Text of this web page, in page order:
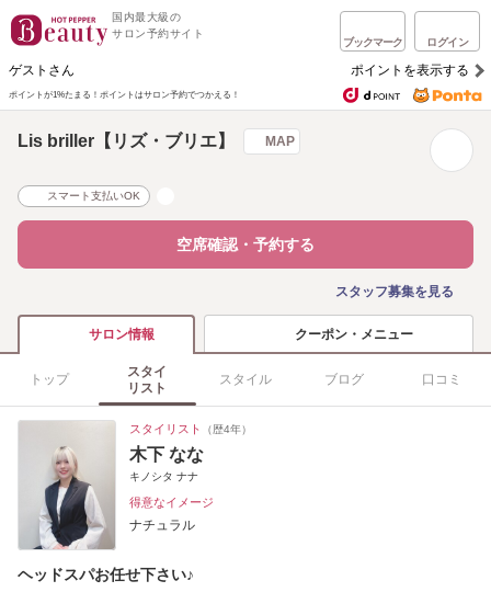
国内最大級の
サロン予約サイト
ブックマーク ログイン
ゲストさん ポイントを表示する
ポイントが1%たまる！ ポイントはサロン予約でつかえる！
Lis briller【リズ・ブリエ】 MAP
スマート支払いOK
空席確認・予約する
スタッフ募集を見る
サロン情報 クーポン・メニュー
トップ
スタイ
リスト
スタイル ブログ 口コミ
スタイリスト （歴4年）
木下 なな
キノシタ ナナ
得意なイメージ
ナチュラル
ヘッドスパお任せ下さい♪